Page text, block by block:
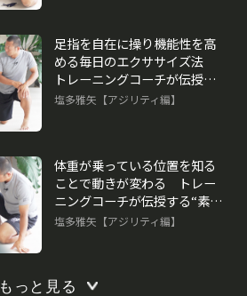
足指を自在に操り機能性を高
める毎日のエクササイズ法
トレーニングコーチが伝授す
る“素早く動く”ための心得
塩多雅矢【アジリティ編】
体重が乗っている位置を知る
ことで動きが変わる トレー
ニングコーチが伝授する“素早
く動く”ための心得
塩多雅矢【アジリティ編】
もっと見る